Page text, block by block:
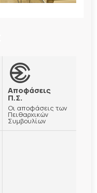
Αποφάσεις
Π.Σ.
Οι αποφάσεις των
Πειθαρχικών
Συμβουλίων